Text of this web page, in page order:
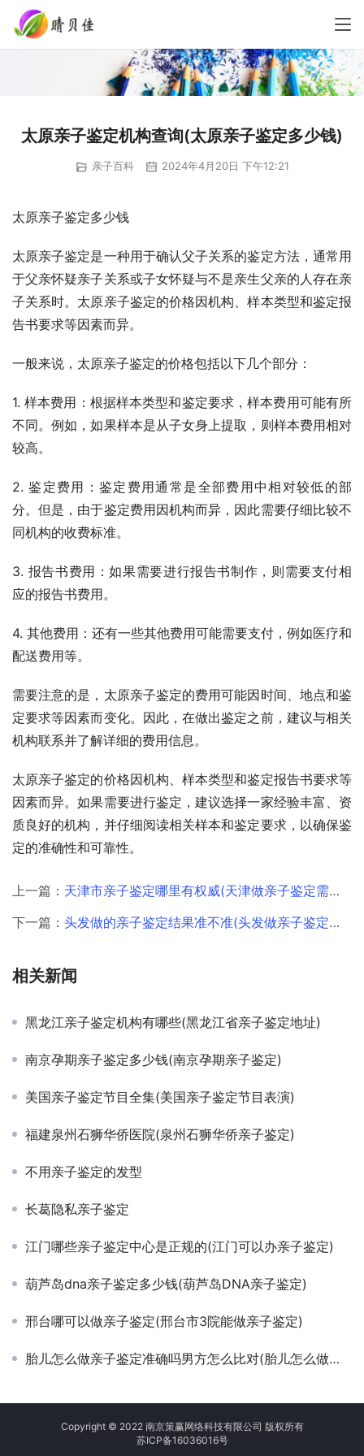
太原亲子鉴定机构查询(太原亲子鉴定多少钱)
亲子百科 2024年4月20日 下午12:21
太原亲子鉴定多少钱
太原亲子鉴定是一种用于确认父子关系的鉴定方法，通常用
于父亲怀疑亲子关系或子女怀疑与不是亲生父亲的人存在亲
子关系时。太原亲子鉴定的价格因机构、样本类型和鉴定报
告书要求等因素而异。
一般来说，太原亲子鉴定的价格包括以下几个部分：
1. 样本费用：根据样本类型和鉴定要求，样本费用可能有所
不同。例如，如果样本是从子女身上提取，则样本费用相对
较高。
2. 鉴定费用：鉴定费用通常是全部费用中相对较低的部
分。但是，由于鉴定费用因机构而异，因此需要仔细比较不
同机构的收费标准。
3. 报告书费用：如果需要进行报告书制作，则需要支付相
应的报告书费用。
4. 其他费用：还有一些其他费用可能需要支付，例如医疗和
配送费用等。
需要注意的是，太原亲子鉴定的费用可能因时间、地点和鉴
定要求等因素而变化。因此，在做出鉴定之前，建议与相关
机构联系并了解详细的费用信息。
太原亲子鉴定的价格因机构、样本类型和鉴定报告书要求等
因素而异。如果需要进行鉴定，建议选择一家经验丰富、资
质良好的机构，并仔细阅读相关样本和鉴定要求，以确保鉴
定的准确性和可靠性。
上一篇： 天津市亲子鉴定哪里有权威(天津做亲子鉴定需要多少钱)
下一篇： 头发做的亲子鉴定结果准不准(头发做亲子鉴定怎么做)
相关新闻
黑龙江亲子鉴定机构有哪些(黑龙江省亲子鉴定地址)
南京孕期亲子鉴定多少钱(南京孕期亲子鉴定)
美国亲子鉴定节目全集(美国亲子鉴定节目表演)
福建泉州石狮华侨医院(泉州石狮华侨亲子鉴定)
不用亲子鉴定的发型
长葛隐私亲子鉴定
江门哪些亲子鉴定中心是正规的(江门可以办亲子鉴定)
葫芦岛dna亲子鉴定多少钱(葫芦岛DNA亲子鉴定)
邢台哪可以做亲子鉴定(邢台市3院能做亲子鉴定)
胎儿怎么做亲子鉴定准确吗男方怎么比对(胎儿怎么做亲子鉴定)
Copyright © 2022 南京策赢网络科技有限公司 版权所有
苏ICP备16036016号